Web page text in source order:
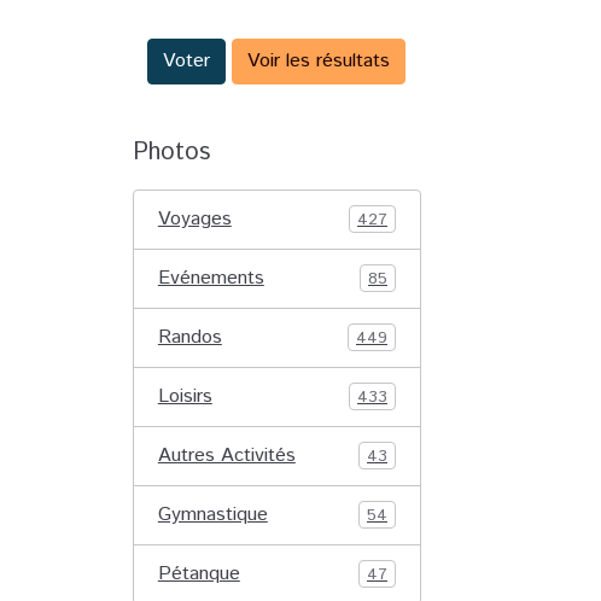
Voter Voir les résultats
Photos
Voyages 427
Evénements 85
Randos 449
Loisirs 433
Autres Activités 43
Gymnastique 54
Pétanque 47